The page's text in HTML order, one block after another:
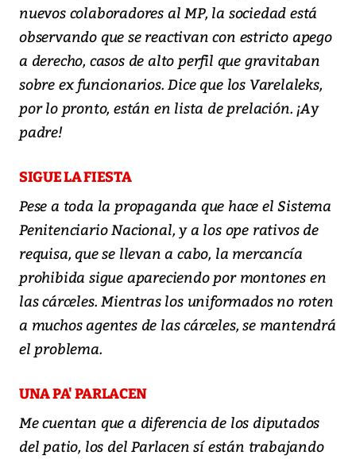
nuevos colaboradores al MP, la sociedad está
observando que se reactivan con estricto apego
a derecho, casos de alto perfil que gravitaban
sobre ex funcionarios. Dice que los Varelaleks,
por lo pronto, están en lista de prelación. ¡Ay
padre!
SIGUE LA FIESTA
Pese a toda la propaganda que hace el Sistema
Penitenciario Nacional, y a los ope rativos de
requisa, que se llevan a cabo, la mercancía
prohibida sigue apareciendo por montones en
las cárceles. Mientras los uniformados no roten
a muchos agentes de las cárceles, se mantendrá
el problema.
UNA PA' PARLACEN
Me cuentan que a diferencia de los diputados
del patio, los del Parlacen sí están trabajando